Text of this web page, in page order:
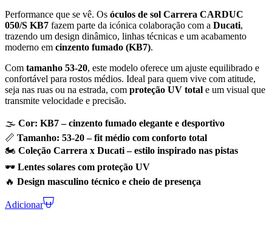
Performance que se vê. Os óculos de sol Carrera CARDUC
050/S KB7 fazem parte da icónica colaboração com a Ducati,
trazendo um design dinâmico, linhas técnicas e um acabamento
moderno em cinzento fumado (KB7).
Com tamanho 53-20, este modelo oferece um ajuste equilibrado e
confortável para rostos médios. Ideal para quem vive com atitude,
seja nas ruas ou na estrada, com proteção UV total e um visual que
transmite velocidade e precisão.
🌫️ Cor: KB7 – cinzento fumado elegante e desportivo
📏 Tamanho: 53-20 – fit médio com conforto total
🏍️ Coleção Carrera x Ducati – estilo inspirado nas pistas
🕶️ Lentes solares com proteção UV
🔥 Design masculino técnico e cheio de presença
Adicionar